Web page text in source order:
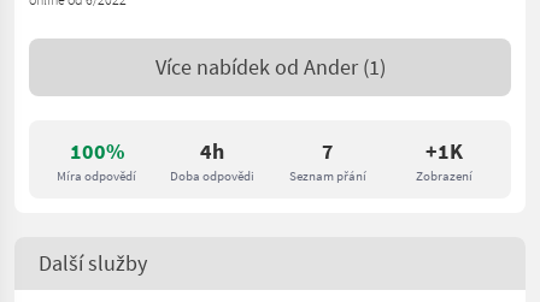
100%
Míra odpovědí
4h
Doba odpovědi
7
Seznam přání
+1K
Zobrazení
Více nabídek od Ander (1)
Další služby